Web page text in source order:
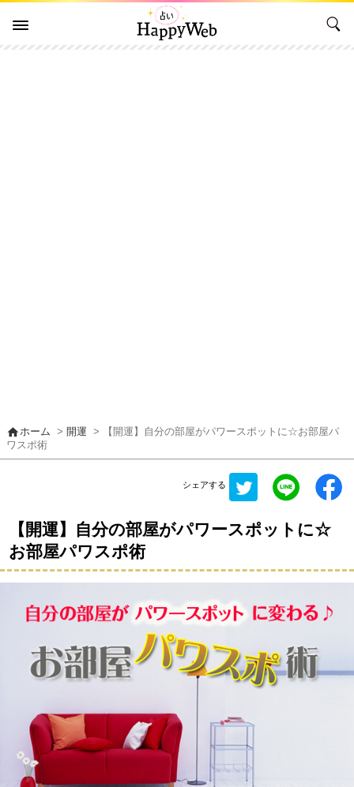
homeホーム > 開運
> 【開運】自分の部屋がパワースポットに☆お部屋パ
ワスポ術
シェアする
【開運】自分の部屋がパワースポットに☆
お部屋パワスポ術